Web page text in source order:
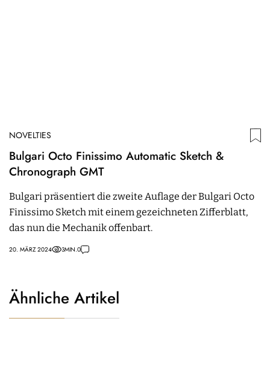
NOVELTIES
Bulgari Octo Finissimo Automatic Sketch &
Chronograph GMT
Bulgari präsentiert die zweite Auflage der Bulgari Octo
Finissimo Sketch mit einem gezeichneten Zifferblatt,
das nun die Mechanik offenbart.
20. MÄRZ 2024 3MIN.0
Ähnliche Artikel